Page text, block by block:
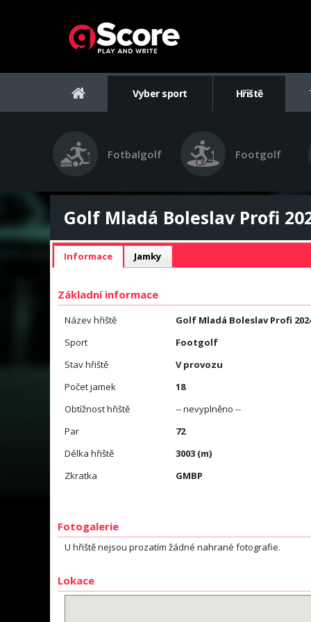
Vyber sport Hřiště
Fotbalgolf Footgolf
Golf Mladá Boleslav Profi
Informace Jamky
Základní informace
Název hřiště
Golf Mladá Boleslav Profi
Sport
Footgolf
Stav hřiště
V provozu
Počet jamek
18
Obtížnost hřiště
-- nevyplněno --
Par
72
Délka hřiště
3003 (m)
Zkratka
GMBP
Fotogalerie
U hřiště nejsou prozatím žádné nahrané fotografie.
Lokace